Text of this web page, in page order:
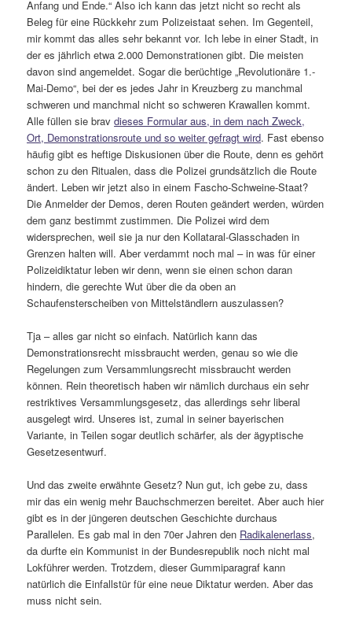
Anfang und Ende.“ Also ich kann das jetzt nicht so recht als
Beleg für eine Rückkehr zum Polizeistaat sehen. Im Gegenteil,
mir kommt das alles sehr bekannt vor. Ich lebe in einer Stadt, in
der es jährlich etwa 2.000 Demonstrationen gibt. Die meisten
davon sind angemeldet. Sogar die berüchtige „Revolutionäre 1.-
Mai-Demo“, bei der es jedes Jahr in Kreuzberg zu manchmal
schweren und manchmal nicht so schweren Krawallen kommt.
Alle füllen sie bravdieses Formular aus, in dem nach Zweck,
Ort, Demonstrationsroute und so weiter gefragt wird. Fast ebenso
häufig gibt es heftige Diskusionen über die Route, denn es gehört
schon zu den Ritualen, dass die Polizei grundsätzlich die Route
ändert. Leben wir jetzt also in einem Fascho-Schweine-Staat?
Die Anmelder der Demos, deren Routen geändert werden, würden
dem ganz bestimmt zustimmen. Die Polizei wird dem
widersprechen, weil sie ja nur den Kollataral-Glasschaden in
Grenzen halten will. Aber verdammt noch mal – in was für einer
Polizeidiktatur leben wir denn, wenn sie einen schon daran
hindern, die gerechte Wut über die da oben an
Schaufensterscheiben von Mittelständlern auszulassen?
Tja – alles gar nicht so einfach. Natürlich kann das
Demonstrationsrecht missbraucht werden, genau so wie die
Regelungen zum Versammlungsrecht missbraucht werden
können. Rein theoretisch haben wir nämlich durchaus ein sehr
restriktives Versammlungsgesetz, das allerdings sehr liberal
ausgelegt wird. Unseres ist, zumal in seiner bayerischen
Variante, in Teilen sogar deutlich schärfer, als der ägyptische
Gesetzesentwurf.
Und das zweite erwähnte Gesetz? Nun gut, ich gebe zu, dass
mir das ein wenig mehr Bauchschmerzen bereitet. Aber auch hier
gibt es in der jüngeren deutschen Geschichte durchaus
Parallelen. Es gab mal in den 70er Jahren den Radikalenerlass,
da durfte ein Kommunist in der Bundesrepublik noch nicht mal
Lokführer werden. Trotzdem, dieser Gummiparagraf kann
natürlich die Einfallstür für eine neue Diktatur werden. Aber das
muss nicht sein.